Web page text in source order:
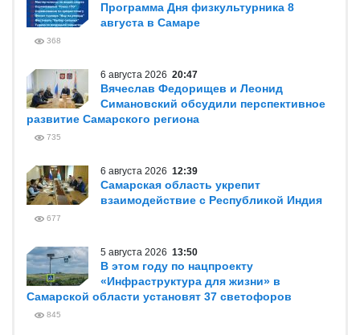
Программа Дня физкультурника 8
августа в Самаре
368
6 августа 2026 20:47
Вячеслав Федорищев и Леонид
Симановский обсудили перспективное
развитие Самарского региона
735
6 августа 2026 12:39
Самарская область укрепит
взаимодействие с Республикой Индия
677
5 августа 2026 13:50
В этом году по нацпроекту
«Инфраструктура для жизни» в
Самарской области установят 37 светофоров
845